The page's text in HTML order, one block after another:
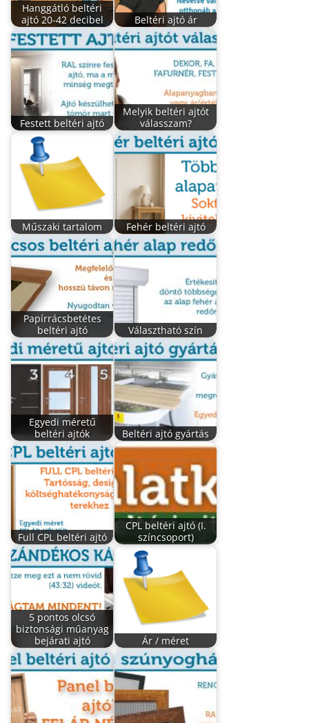
Hanggátló beltéri
ajtó 20-42 decibel
Beltéri ajtó ár
Festett beltéri ajtó
Melyik beltéri ajtót
válasszam?
Műszaki tartalom Fehér beltéri ajtó
Papírrácsbetétes
beltéri ajtó
Választható szín
Egyedi méretű
beltéri ajtók
Beltéri ajtó gyártás
Full CPL beltéri ajtó
CPL beltéri ajtó (I.
színcsoport)
5 pontos olcsó
biztonsági műanyag
bejárati ajtó
Ár / méret